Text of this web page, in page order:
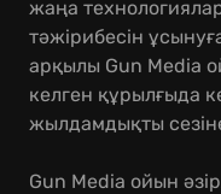
жаңа
тәжірибесін
арқылы Gun Media
келген құрылғыда
жылдамдықты
Gun Media ойын